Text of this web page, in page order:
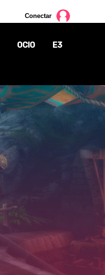
Conectar
OCIO
TV
E3